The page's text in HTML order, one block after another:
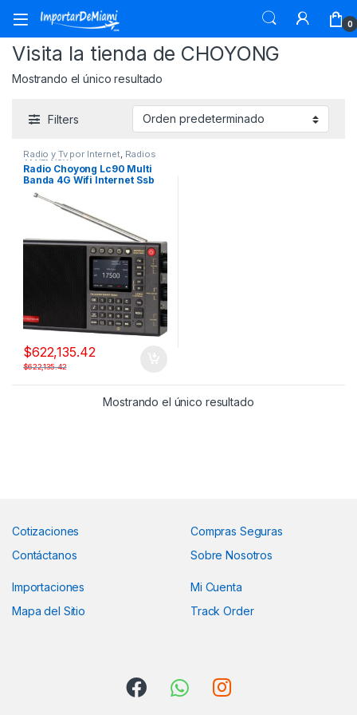
Skip to navigation
Skip to content
0
Visita la tienda de CHOYONG
Mostrando el único resultado
Filters
Radio y Tv por Internet, Radios
AM/FM/SW
Radio Choyong Lc90 Multi
Banda 4G Wifi Internet Ssb
Onda Corta Bluetooth
$622,135.42
$622,135.42
Mostrando el único resultado
Cotizaciones
Contáctanos
Compras Seguras
Sobre Nosotros
Importaciones
Mapa del Sitio
Mi Cuenta
Track Order